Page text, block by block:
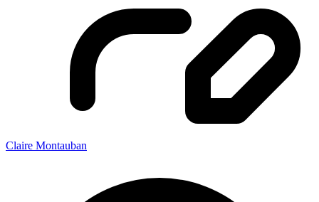
Claire Montauban